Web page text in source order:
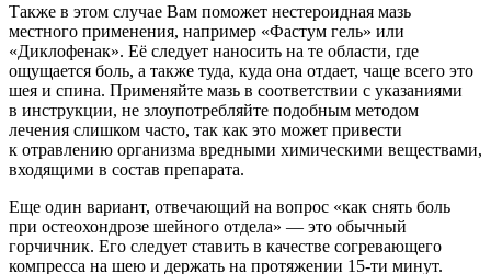
Также в этом случае Вам поможет нестероидная мазь
местного применения, например «Фастум гель» или
«Диклофенак». Её следует наносить на те области, где
ощущается боль, а также туда, куда она отдает, чаще всего это
шея и спина. Применяйте мазь в соответствии с указаниями
в инструкции, не злоупотребляйте подобным методом
лечения слишком часто, так как это может привести
к отравлению организма вредными химическими веществами,
входящими в состав препарата.
Еще один вариант, отвечающий на вопрос «как снять боль
при остеохондрозе шейного отдела» — это обычный
горчичник. Его следует ставить в качестве согревающего
компресса на шею и держать на протяжении 15-ти минут.